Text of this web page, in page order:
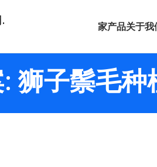
家产品关于我
狮子鬃毛种